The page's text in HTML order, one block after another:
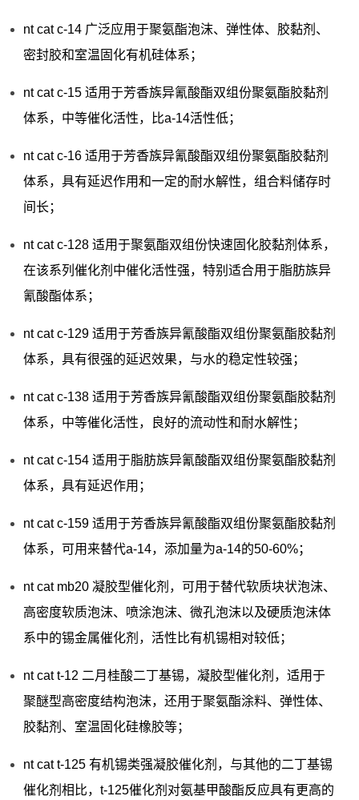
nt cat c-14 广泛应用于聚氨酯泡沫、弹性体、胶黏剂、
密封胶和室温固化有机硅体系；
nt cat c-15 适用于芳香族异氰酸酯双组份聚氨酯胶黏剂
体系，中等催化活性，比a-14活性低；
nt cat c-16 适用于芳香族异氰酸酯双组份聚氨酯胶黏剂
体系，具有延迟作用和一定的耐水解性，组合料储存时
间长；
nt cat c-128 适用于聚氨酯双组份快速固化胶黏剂体系，
在该系列催化剂中催化活性强，特别适合用于脂肪族异
氰酸酯体系；
nt cat c-129 适用于芳香族异氰酸酯双组份聚氨酯胶黏剂
体系，具有很强的延迟效果，与水的稳定性较强；
nt cat c-138 适用于芳香族异氰酸酯双组份聚氨酯胶黏剂
体系，中等催化活性，良好的流动性和耐水解性；
nt cat c-154 适用于脂肪族异氰酸酯双组份聚氨酯胶黏剂
体系，具有延迟作用；
nt cat c-159 适用于芳香族异氰酸酯双组份聚氨酯胶黏剂
体系，可用来替代a-14，添加量为a-14的50-60%；
nt cat mb20 凝胶型催化剂，可用于替代软质块状泡沫、
高密度软质泡沫、喷涂泡沫、微孔泡沫以及硬质泡沫体
系中的锡金属催化剂，活性比有机锡相对较低；
nt cat t-12 二月桂酸二丁基锡，凝胶型催化剂，适用于
聚醚型高密度结构泡沫，还用于聚氨酯涂料、弹性体、
胶黏剂、室温固化硅橡胶等；
nt cat t-125 有机锡类强凝胶催化剂，与其他的二丁基锡
催化剂相比，t-125催化剂对氨基甲酸酯反应具有更高的